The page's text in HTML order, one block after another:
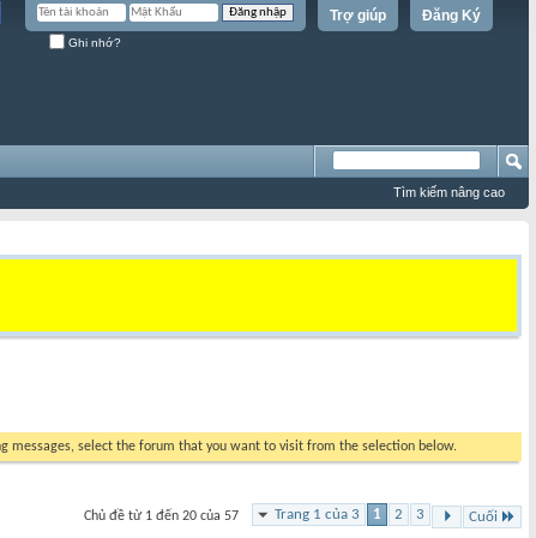
Đăng Ký
Trợ giúp
Ghi nhớ?
Tìm kiếm nâng cao
messages, select the forum that you want to visit from the selection below.
Trang 1 của 3 1 2 3 Cuối
Chủ đề từ 1 đến 20 của 57